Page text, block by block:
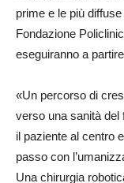
prime e le più
Fondazione
eseguiranno a
«Un percorso di
verso una sanità
il paziente al centro
passo con
Una chirurgia